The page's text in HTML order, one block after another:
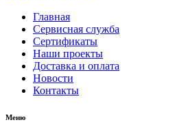
Главная
Сервисная служба
Сертификаты
Наши проекты
Доставка и оплата
Новости
Контакты
Меню